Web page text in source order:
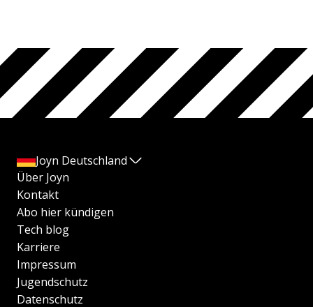
Joyn Deutschland
Über Joyn
Kontakt
Abo hier kündigen
Tech blog
Karriere
Impressum
Jugendschutz
Datenschutz